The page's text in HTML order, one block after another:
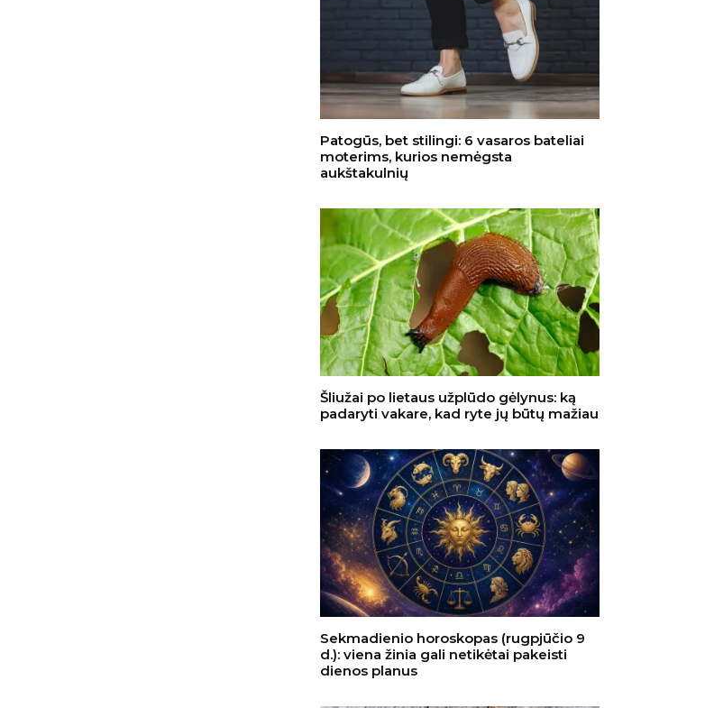
Patogūs, bet stilingi: 6 vasaros bateliai
moterims, kurios nemėgsta
aukštakulnių
Šliužai po lietaus užplūdo gėlynus: ką
padaryti vakare, kad ryte jų būtų mažiau
Sekmadienio horoskopas (rugpjūčio 9
d.): viena žinia gali netikėtai pakeisti
dienos planus